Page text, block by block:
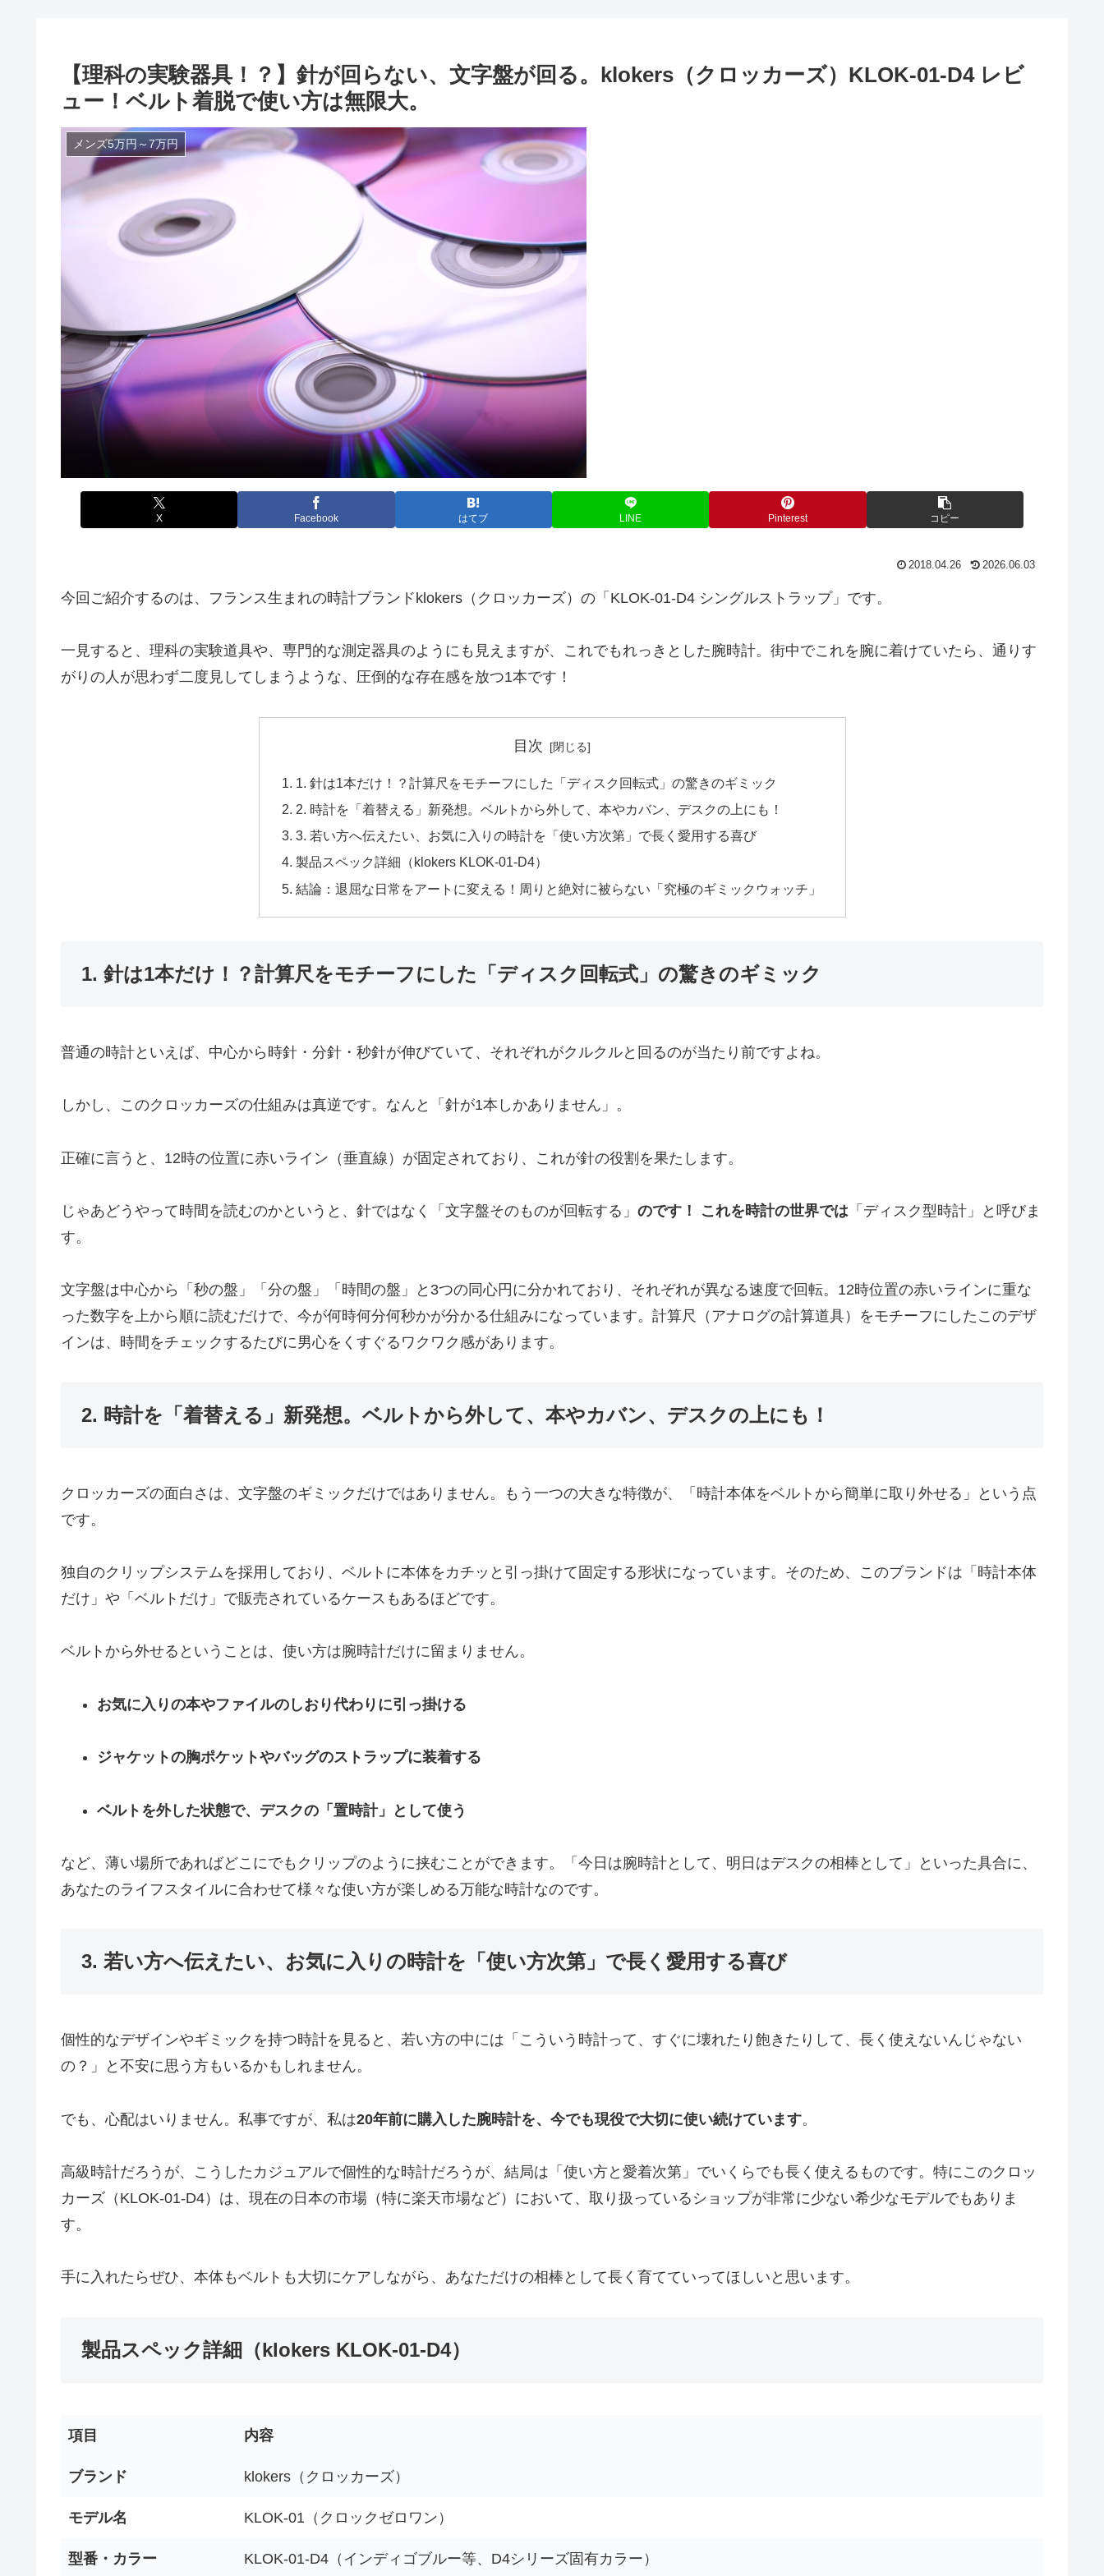
【理科の実験器具！？】針が回らない、文字盤が回る。klokers（クロッカーズ）KLOK-01-D4 レビ
ュー！ベルト着脱で使い方は無限大。
メンズ5万円～7万円
X Facebook はてブ LINE Pinterest コピー
2018.04.26 2026.06.03
今回ご紹介するのは、フランス生まれの時計ブランドklokers（クロッカーズ）の「KLOK-01-D4 シングルストラップ」です。
一見すると、理科の実験道具や、専門的な測定器具のようにも見えますが、これでもれっきとした腕時計。街中でこれを腕に着けていたら、通りす
がりの人が思わず二度見してしまうような、圧倒的な存在感を放つ1本です！
目次
1. 針は1本だけ！？計算尺をモチーフにした「ディスク回転式」の驚きのギミック
2. 時計を「着替える」新発想。ベルトから外して、本やカバン、デスクの上にも！
3. 若い方へ伝えたい、お気に入りの時計を「使い方次第」で長く愛用する喜び
製品スペック詳細（klokers KLOK-01-D4）
結論：退屈な日常をアートに変える！周りと絶対に被らない「究極のギミックウォッチ」
1. 針は1本だけ！？計算尺をモチーフにした「ディスク回転式」の驚きのギミック
普通の時計といえば、中心から時針・分針・秒針が伸びていて、それぞれがクルクルと回るのが当たり前ですよね。
しかし、このクロッカーズの仕組みは真逆です。なんと「針が1本しかありません」。
正確に言うと、12時の位置に赤いライン（垂直線）が固定されており、これが針の役割を果たします。
じゃあどうやって時間を読むのかというと、針ではなく「文字盤そのものが回転する」 のです！ これを時計の世界では 「ディスク型時計」と呼びま
す。
文字盤は中心から「秒の盤」「分の盤」「時間の盤」と3つの同心円に分かれており、それぞれが異なる速度で回転。12時位置の赤いラインに重な
った数字を上から順に読むだけで、今が何時何分何秒かが分かる仕組みになっています。計算尺（アナログの計算道具）をモチーフにしたこのデザ
インは、時間をチェックするたびに男心をくすぐるワクワク感があります。
2. 時計を「着替える」新発想。ベルトから外して、本やカバン、デスクの上にも！
クロッカーズの面白さは、文字盤のギミックだけではありません。もう一つの大きな特徴が、「時計本体をベルトから簡単に取り外せる」という点
です。
独自のクリップシステムを採用しており、ベルトに本体をカチッと引っ掛けて固定する形状になっています。そのため、このブランドは「時計本体
だけ」や「ベルトだけ」で販売されているケースもあるほどです。
ベルトから外せるということは、使い方は腕時計だけに留まりません。
お気に入りの本やファイルのしおり代わりに引っ掛ける
ジャケットの胸ポケットやバッグのストラップに装着する
ベルトを外した状態で、デスクの「置時計」として使う
など、薄い場所であればどこにでもクリップのように挟むことができます。「今日は腕時計として、明日はデスクの相棒として」といった具合に、
あなたのライフスタイルに合わせて様々な使い方が楽しめる万能な時計なのです。
3. 若い方へ伝えたい、お気に入りの時計を「使い方次第」で長く愛用する喜び
個性的なデザインやギミックを持つ時計を見ると、若い方の中には「こういう時計って、すぐに壊れたり飽きたりして、長く使えないんじゃない
の？」と不安に思う方もいるかもしれません。
でも、心配はいりません。私事ですが、私は20年前に購入した腕時計を、今でも現役で大切に使い続けています。
高級時計だろうが、こうしたカジュアルで個性的な時計だろうが、結局は「使い方と愛着次第」でいくらでも長く使えるものです。特にこのクロッ
カーズ（KLOK-01-D4）は、現在の日本の市場（特に楽天市場など）において、取り扱っているショップが非常に少ない希少なモデルでもありま
す。
手に入れたらぜひ、本体もベルトも大切にケアしながら、あなただけの相棒として長く育てていってほしいと思います。
製品スペック詳細（klokers KLOK-01-D4）
項目 内容
ブランド klokers（クロッカーズ）
モデル名 KLOK-01（クロックゼロワン）
型番・カラー KLOK-01-D4（インディゴブルー等、D4シリーズ固有カラー）